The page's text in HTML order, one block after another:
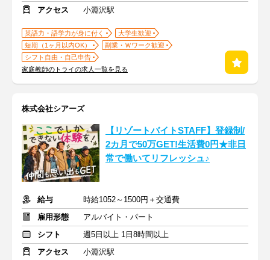
アクセス
小淵沢駅
英語力・語学力が身に付く
大学生歓迎
短期（1ヶ月以内OK）
副業・Ｗワーク歓迎
シフト自由・自己申告
家庭教師のトライの求人一覧を見る
株式会社シアーズ
【リゾートバイトSTAFF】登録制/
2カ月で50万GET!生活費0円★非日
常で働いてリフレッシュ♪
給与
時給1052～1500円＋交通費
雇用形態
アルバイト・パート
シフト
週5日以上 1日8時間以上
アクセス
小淵沢駅